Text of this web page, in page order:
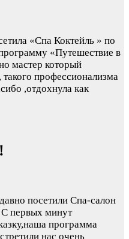
«Спа Коктейль » по
«Путешествие в
мастер который
профессионализма
,отдохнула как
посетили Спа-салон
С первых минут
программа
нас очень